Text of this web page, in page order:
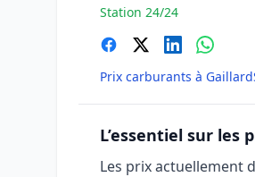
Station 24/24
Prix carburants à Gaillard
L’essentiel sur les
Les prix actuellement